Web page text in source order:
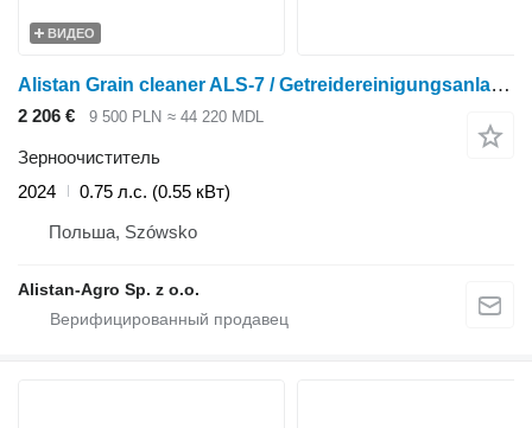
ВИДЕО
Alistan Grain cleaner ALS-7 / Getreidereinigungsanlage / Pulitore per ce
2 206 € 9 500 PLN ≈ 44 220 MDL
Зерноочиститель
2024
0.75 л.с. (0.55 кВт)
Польша, Szówsko
Alistan-Agro Sp. z o.o.